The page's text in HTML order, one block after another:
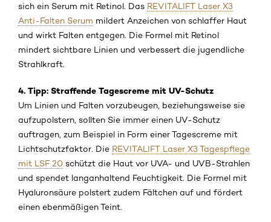
sich ein Serum mit Retinol. Das REVITALIFT Laser X3
Anti-Falten Serum mildert Anzeichen von schlaffer Haut
und wirkt Falten entgegen. Die Formel mit Retinol
mindert sichtbare Linien und verbessert die jugendliche
Strahlkraft.
4. Tipp: Straffende Tagescreme mit UV-Schutz
Um Linien und Falten vorzubeugen, beziehungsweise sie
aufzupolstern, sollten Sie immer einen UV-Schutz
auftragen, zum Beispiel in Form einer Tagescreme mit
Lichtschutzfaktor. Die REVITALIFT Laser X3 Tagespflege
mit LSF 20 schützt die Haut vor UVA- und UVB-Strahlen
und spendet langanhaltend Feuchtigkeit. Die Formel mit
Hyaluronsäure polstert zudem Fältchen auf und fördert
einen ebenmäßigen Teint.